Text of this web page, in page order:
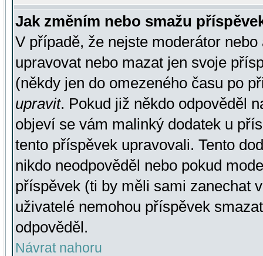
Jak změním nebo smažu
V případě, že nejste moderátor
upravovat nebo mazat jen svoje
(někdy jen do omezeného času po
upravit. Pokud již někdo odpověděl
objeví se vám malinký dodatek u
tento příspěvek upravovali. Tento
nikdo neodpověděl nebo pokud
příspěvek (ti by měli sami zanechat
uživatelé nemohou příspěvek
odpověděl.
Návrat nahoru